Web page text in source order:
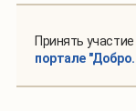
Принять
портале